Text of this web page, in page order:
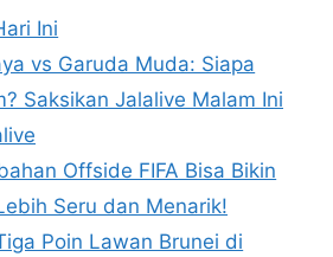
Ini
vs Garuda Muda: Siapa
Saksikan Jalalive Malam Ini
Offside FIFA Bisa Bikin
Seru dan Menarik!
Poin Lawan Brunei di